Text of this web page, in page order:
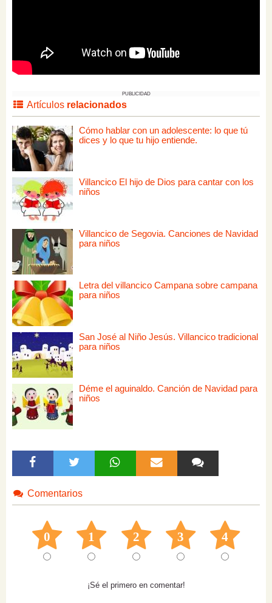
PUBLICIDAD
Artículos relacionados
Cómo hablar con un adolescente: lo que tú
dices y lo que tu hijo entiende.
Villancico El hijo de Dios para cantar con los
niños
Villancico de Segovia. Canciones de Navidad
para niños
Letra del villancico Campana sobre campana
para niños
San José al Niño Jesús. Villancico tradicional
para niños
Déme el aguinaldo. Canción de Navidad para
niños
Comentarios
0 1 2 3 4
¡Sé el primero en comentar!